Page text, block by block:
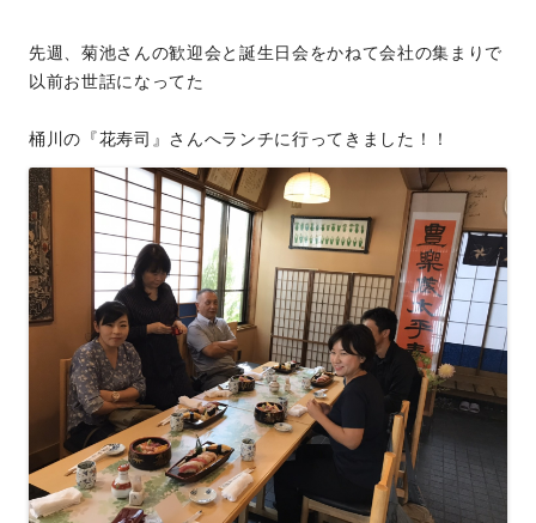
先週、菊池さんの歓迎会と誕生日会をかねて会社の集まりで
以前お世話になってた
桶川の『花寿司』さんへランチに行ってきました！！